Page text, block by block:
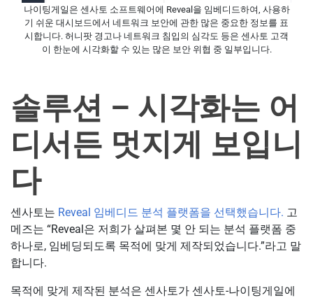
나이팅게일은 센사토 소프트웨어에 Reveal을 임베디드하여, 사용하
기 쉬운 대시보드에서 네트워크 보안에 관한 많은 중요한 정보를 표
시합니다. 허니팟 경고나 네트워크 침입의 심각도 등은 센사토 고객
이 한눈에 시각화할 수 있는 많은 보안 위협 중 일부입니다.
솔루션 – 시각화는 어
디서든 멋지게 보입니
다
센사토는 Reveal 임베디드 분석 플랫폼을 선택했습니다. 고
메즈는 “Reveal은 저희가 살펴본 몇 안 되는 분석 플랫폼 중
하나로, 임베딩되도록 목적에 맞게 제작되었습니다.”라고 말
합니다.
목적에 맞게 제작된 분석은 센사토가 센사토-나이팅게일에